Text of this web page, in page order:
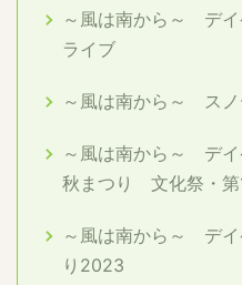
～風は南から～ デ
ライブ
～風は南から～ スノ
～風は南から～ デ
秋まつり 文化祭・第
～風は南から～ デ
り2023